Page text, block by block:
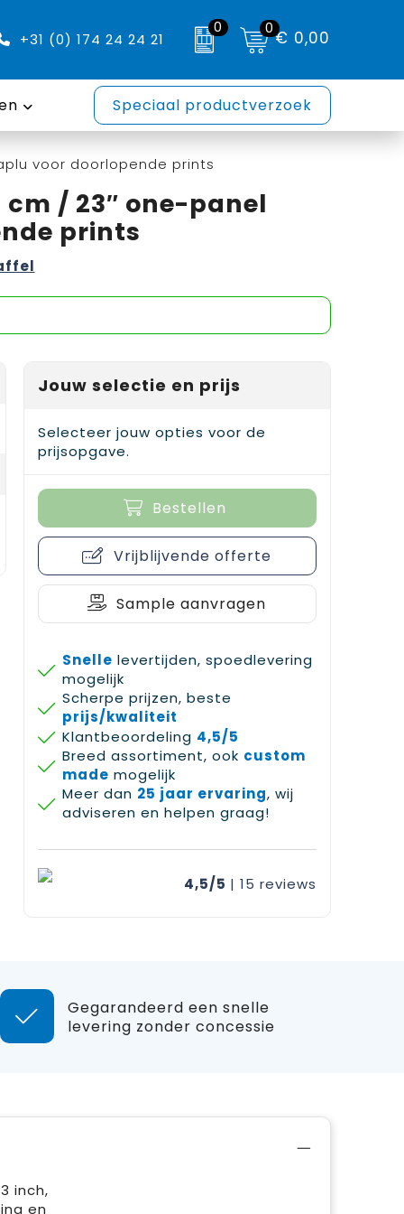
+31 (0) 174 24 24 21
0 0€ 0,00
Speciaal productverzoek
voor doorlopende prints
/ 23″ one-panel
prints
Jouw selectie en prijs
Selecteer jouw opties voor de
prijsopgave.
Bestellen
Vrijblijvende offerte
Sample aanvragen
Snelle levertijden, spoedlevering
mogelijk
Scherpe prijzen, beste
prijs/kwaliteit
Klantbeoordeling 4,5/5
Breed assortiment, ook custom
made mogelijk
Meer dan 25 jaar ervaring, wij
adviseren en helpen graag!
4,5/5 | 15 reviews
Gegarandeerd een snelle
levering zonder concessie
inch,
en